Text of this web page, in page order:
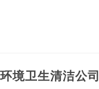
境卫生清洁公司